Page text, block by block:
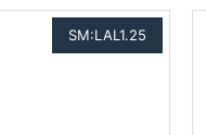
SM:LAL1.25